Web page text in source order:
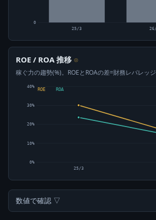
0
25/3
ROE / ROA 推移 ⊙
稼ぐ力の趨勢(%)。ROEとROAの差=財務レバレッジ
0%
10%
20%
30%
40%
ROE ROA
25/3
数値で確認 ▽